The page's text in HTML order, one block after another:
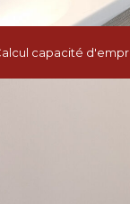
capacité